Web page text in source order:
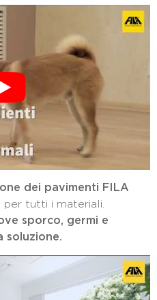
dei pavimenti FILA
per tutti i materiali.
sporco, germi e
soluzione.